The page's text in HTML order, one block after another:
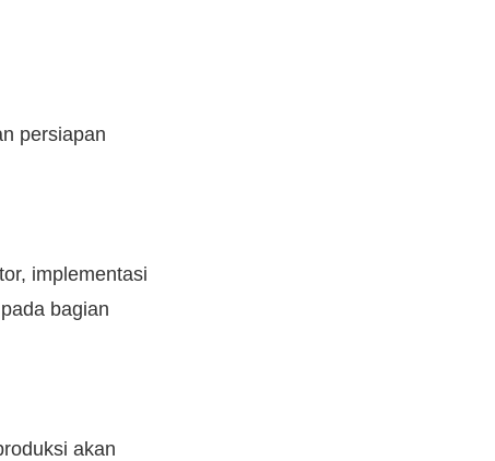
persiapan
implementasi
bagian
akan